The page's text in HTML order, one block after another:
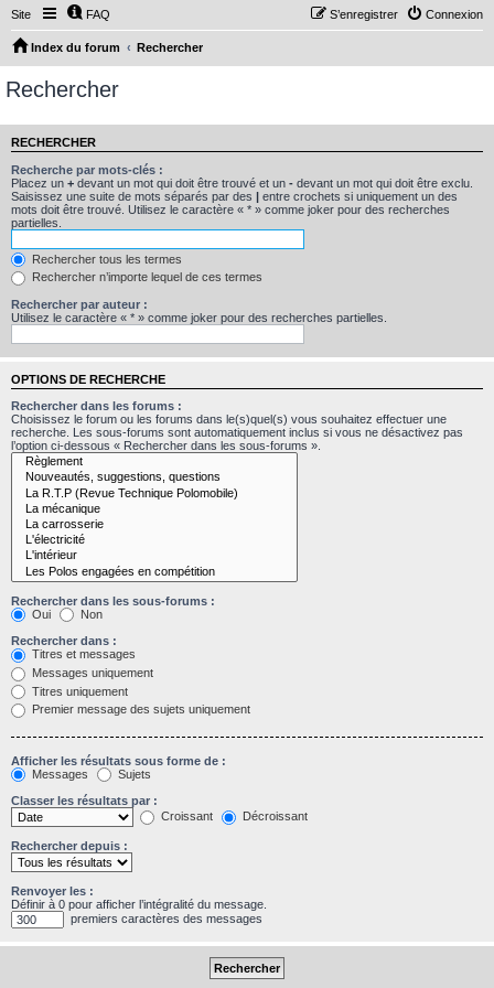
Site FAQ Connexion
S’enregistrer
Index du forum Rechercher
Rechercher
RECHERCHER
Recherche par mots-clés :
Placez un + devant un mot qui doit être trouvé et un - devant un mot qui doit être exclu.
Saisissez une suite de mots séparés par des | entre crochets si uniquement un des
mots doit être trouvé. Utilisez le caractère « * » comme joker pour des recherches
partielles.
Rechercher tous les termes
Rechercher n’importe lequel de ces termes
Rechercher par auteur :
Utilisez le caractère « * » comme joker pour des recherches partielles.
OPTIONS DE RECHERCHE
Rechercher dans les forums :
Choisissez le forum ou les forums dans le(s)quel(s) vous souhaitez effectuer une
recherche. Les sous-forums sont automatiquement inclus si vous ne désactivez pas
l’option ci-dessous « Rechercher dans les sous-forums ».
Rechercher dans les sous-forums :
Oui
Non
Rechercher dans :
Titres et messages
Messages uniquement
Titres uniquement
Premier message des sujets uniquement
Afficher les résultats sous forme de :
Messages
Sujets
Classer les résultats par :
Croissant
Décroissant
Rechercher depuis :
Renvoyer les :
Définir à 0 pour afficher l’intégralité du message.
premiers caractères des messages